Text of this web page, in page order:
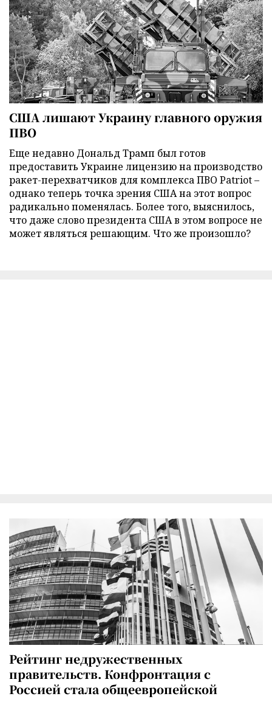
США лишают Украину главного оружия
ПВО
Еще недавно Дональд Трамп был готов
предоставить Украине лицензию на производство
ракет-перехватчиков для комплекса ПВО Patriot –
однако теперь точка зрения США на этот вопрос
радикально поменялась. Более того, выяснилось,
что даже слово президента США в этом вопросе не
может являться решающим. Что же произошло?
Рейтинг недружественных
правительств. Конфронтация с
Россией стала общеевропейской